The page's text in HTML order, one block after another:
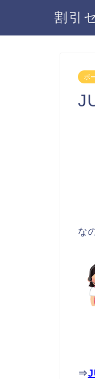
割引
ボ
な
⇒